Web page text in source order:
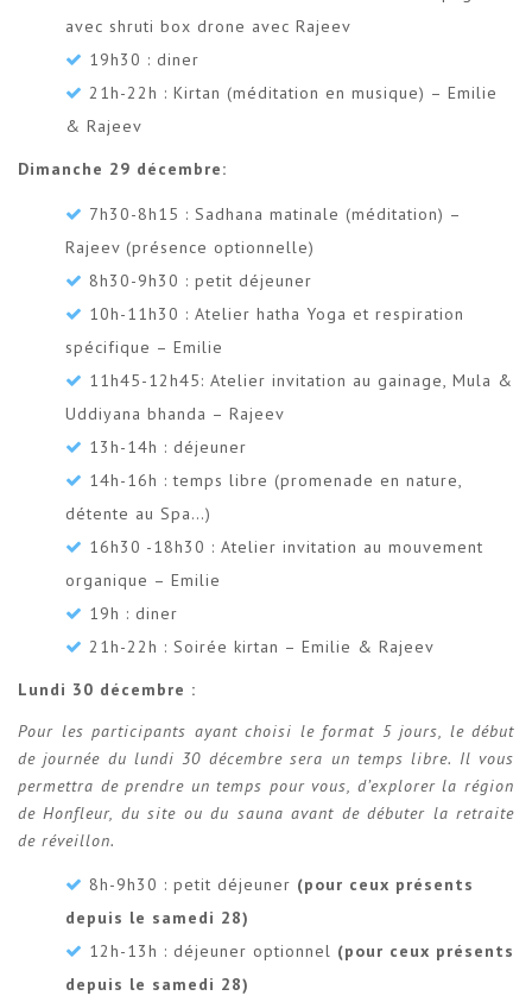
avec shruti box drone avec Rajeev
19h30 : diner
21h-22h : Kirtan (méditation en musique) – Emilie
& Rajeev
Dimanche 29 décembre:
7h30-8h15 : Sadhana matinale (méditation) –
Rajeev (présence optionnelle)
8h30-9h30 : petit déjeuner
10h-11h30 : Atelier hatha Yoga et respiration
spécifique – Emilie
11h45-12h45: Atelier invitation au gainage, Mula &
Uddiyana bhanda – Rajeev
13h-14h : déjeuner
14h-16h : temps libre (promenade en nature,
détente au Spa…)
16h30 -18h30 : Atelier invitation au mouvement
organique – Emilie
19h : diner
21h-22h : Soirée kirtan – Emilie & Rajeev
Lundi 30 décembre :
Pour les participants ayant choisi le format 5 jours, le début
de journée du lundi 30 décembre sera un temps libre. Il vous
permettra de prendre un temps pour vous, d’explorer la région
de Honfleur, du site ou du sauna avant de débuter la retraite
de réveillon.
8h-9h30 : petit déjeuner (pour ceux présents
depuis le samedi 28)
12h-13h : déjeuner optionnel (pour ceux présents
depuis le samedi 28)